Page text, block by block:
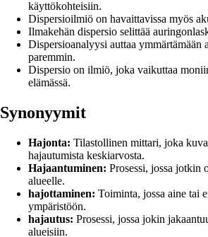
käyttökohteisiin.
Dispersioilmiö on havaittavissa myös
Ilmakehän dispersio selittää
Dispersioanalyysi auttaa ymmärtämään
paremmin.
Dispersio on ilmiö, joka vaikuttaa
elämässä.
Synonyymit
Hajonta: Tilastollinen mittari, joka
hajautumista keskiarvosta.
Hajaantuminen: Prosessi, jossa jotkin
alueelle.
hajottaminen: Toiminta, jossa aine tai
ympäristöön.
hajautus: Prosessi, jossa jokin
alueisiin.